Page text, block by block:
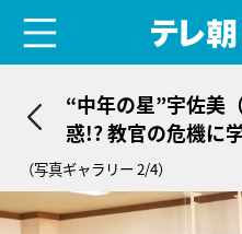
“中年の星”宇佐美
惑!? 教官の危機に
救難団～＞
（写真ギャラリー 2/4）